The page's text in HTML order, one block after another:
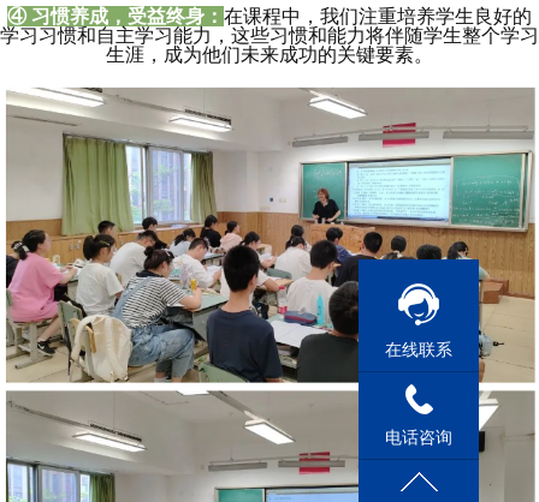
④ 习惯养成，受益终身： 在课程中，我们注重培养学生良好的
学习习惯和自主学习能力，这些习惯和能力将伴随学生整个学习
生涯，成为他们未来成功的关键要素。
在线联系
电话咨询